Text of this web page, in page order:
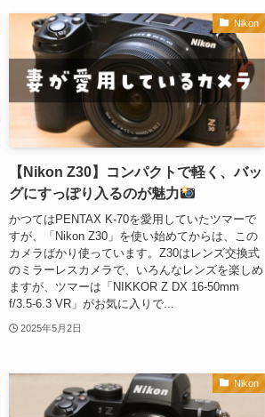
Nikon
【Nikon Z30】コンパクトで軽く、バッ
グにすっぽり入るのが魅力
かつてはPENTAX K-70を愛用していたツマーで
すが、「Nikon Z30」を使い始めてからは、この
カメラばかり使っています。Z30はレンズ交換式
のミラーレスカメラで、いろんなレンズを楽しめ
ますが、ツマーは「NIKKOR Z DX 16-50mm
f/3.5-6.3 VR」がお気に入りで...
2025年5月2日
Nikon